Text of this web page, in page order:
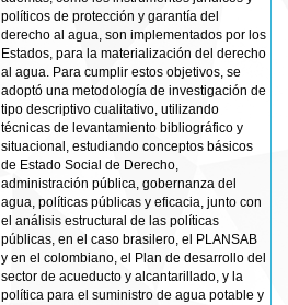
políticos de protección y garantía del
derecho al agua, son implementados por los
Estados, para la materialización del derecho
al agua. Para cumplir estos objetivos, se
adoptó una metodología de investigación de
tipo descriptivo cualitativo, utilizando
técnicas de levantamiento bibliográfico y
situacional, estudiando conceptos básicos
de Estado Social de Derecho,
administración pública, gobernanza del
agua, políticas públicas y eficacia, junto con
el análisis estructural de las políticas
públicas, en el caso brasilero, el PLANSAB
y en el colombiano, el Plan de desarrollo del
sector de acueducto y alcantarillado, y la
política para el suministro de agua potable y